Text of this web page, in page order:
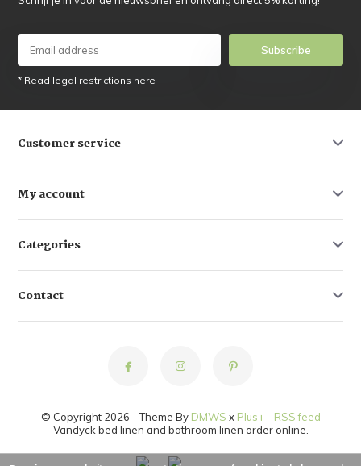
Subscribe
* Read legal restrictions here
Customer service
My account
Categories
Contact
© Copyright 2026 - Theme By DMWS x Plus+- RSS feed
Vandyck bed linen and bathroom linen order online.